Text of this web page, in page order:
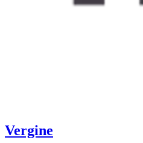
Vergine